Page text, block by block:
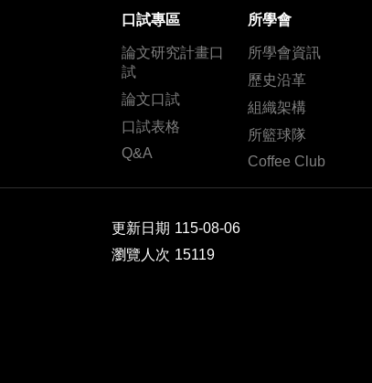
口試專區
論文研究計畫口
試
論文口試
口試表格
Q&A
所學會
所學會資訊
歷史沿革
組織架構
所籃球隊
Coffee Club
更新日期 115-08-06
瀏覽人次 15119